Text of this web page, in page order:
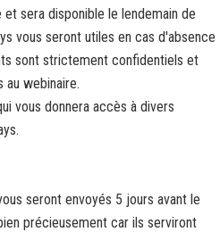
sera disponible le lendemain de
vous seront utiles en cas d'absence
sont strictement confidentiels et
au webinaire.
vous donnera accès à divers
seront envoyés 5 jours avant le
précieusement car ils serviront